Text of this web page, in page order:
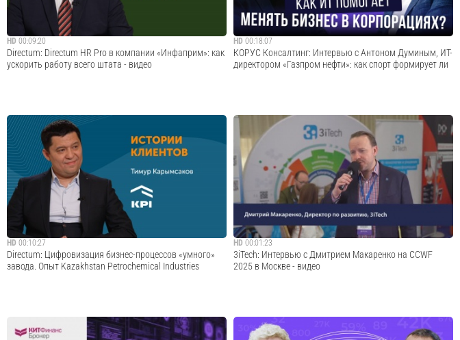
Cмотреть видео Cмотреть видео
HD 00:09:20
Directum: Directum HR Pro в компании «Инфаприм»: как
ускорить работу всего штата - видео
Про опыт цифровизации кадровых процессов в
географически распределенной компании рассказывает
главный бухгалтер АО «Инфаприм» Максим Высотский.
Предприятие производит детское, специализированное и
лечебное питание. Занимает лидерские позици...
Cмотреть видео
HD 00:18:07
​КОРУС Консалтинг: Интервью с Антоном Думиным, ИТ-
директором «Газпром нефти»: как спорт формирует ли
Полное интервью: https://12n.ru/video/39032-korus-
konsalting-kak-
it...https://rutube.ru/video/bd28469b5692f28cc4f8104379...Что
общего между управлением проектами и прохождением
#IronMan? Открытый разговор генерального директора
ГК «КОР...
Cмотреть видео
HD 00:10:27
Directum: Цифровизация бизнес-процессов «умного»
завода. Опыт Kazakhstan Petrochemical Industries
HD 00:01:23
3iTech: Интервью с Дмитрием Макаренко на CCWF
2025 в Москве - видео